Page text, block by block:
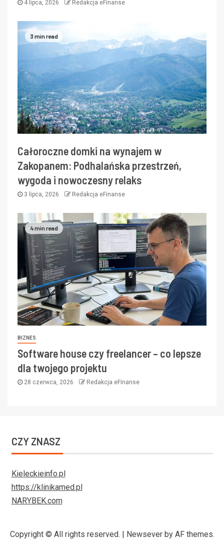
4 lipca, 2026 Redakcja eFinanse
3 min read
Całoroczne domki na wynajem w
Zakopanem: Podhalańska przestrzeń,
wygoda i nowoczesny relaks
3 lipca, 2026 Redakcja eFinanse
4 min read
BIZNES
Software house czy freelancer – co lepsze
dla twojego projektu
28 czerwca, 2026 Redakcja eFinanse
CZY ZNASZ
Kieleckieinfo.pl
https://klinikamed.pl
NARYBEK.com
Copyright © All rights reserved. | Newseverby AF themes.